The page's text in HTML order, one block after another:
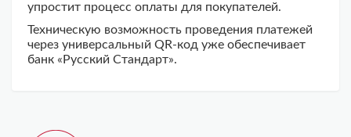
упростит процесс оплаты для покупателей.
Техническую возможность проведения платежей
через универсальный QR-код уже обеспечивает
банк «Русский Стандарт».